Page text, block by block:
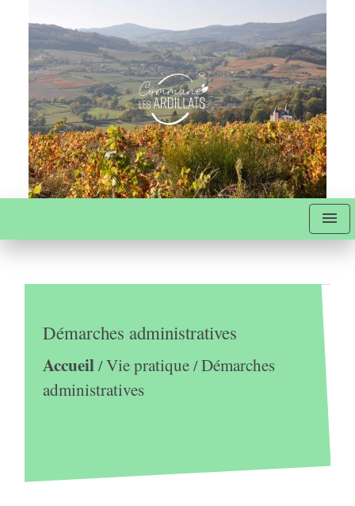
menu
Démarches administratives
Accueil/Vie pratique/Démarches
administratives